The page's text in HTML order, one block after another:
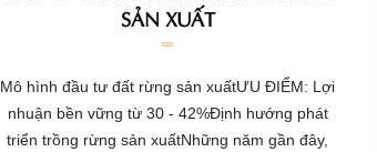
SẢN XUẤT
Mô hình đầu tư đất rừng sản xuấtƯU ĐIỂM: Lợi
nhuận bền vững từ 30 - 42%Định hướng phát
triển trồng rừng sản xuấtNhững năm gần đây,